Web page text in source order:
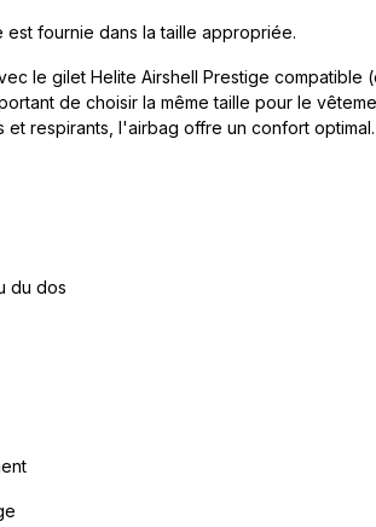
fournie dans la taille appropriée.
le gilet Helite Airshell Prestige compatible
de choisir la même taille pour le
respirants, l'airbag offre un confort optimal.
du dos